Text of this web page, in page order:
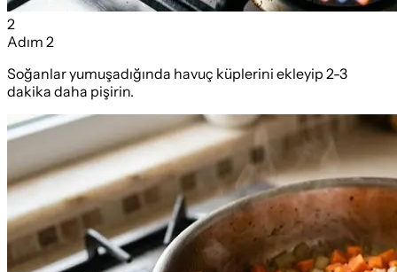
2
Adım 2
Soğanlar yumuşadığında havuç küplerini ekleyip 2-3
dakika daha pişirin.